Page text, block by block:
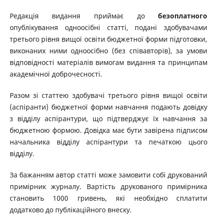
Редакція видання приймає добезоплатного
опублікування одноосібні статті, подані здобувачами
третього рівня вищої освіти бюджетної форми підготовки,
виконаних ними одноосібно (без співавторів), за умови
відповідності матеріалів вимогам видання та принципам
академічної доброчесності.
Разом зі статтею здобувачі третього рівня вищої освіти
(аспіранти) бюджетної форми навчання подають довідку
з відділу аспірантури, що підтверджує їх навчання за
бюджетною формою. Довідка має бути завірена підписом
начальника відділу аспірантури та печаткою цього
відділу.
За бажанням автор статті може замовити собі друкований
примірник журналу. Вартість друкованого примірника
становить 1000 гривень, які необхідно сплатити
додатково до публікаційного внеску.